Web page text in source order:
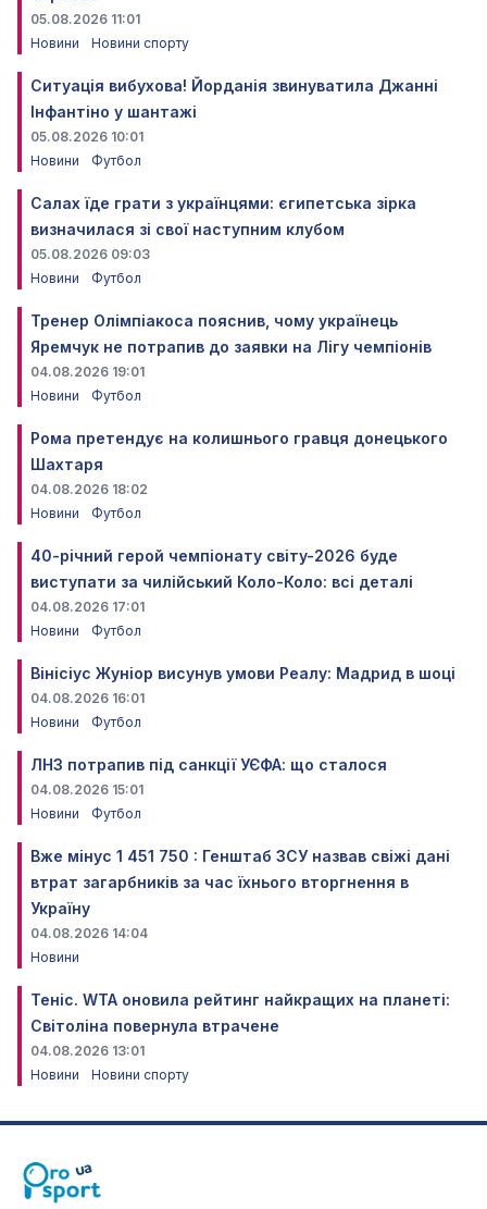
05.08.2026 11:01
Новини
Новини спорту
Ситуація вибухова! Йорданія звинуватила Джанні
Інфантіно у шантажі
05.08.2026 10:01
Новини
Футбол
Салах їде грати з українцями: єгипетська зірка
визначилася зі свої наступним клубом
05.08.2026 09:03
Новини
Футбол
Тренер Олімпіакоса пояснив, чому українець
Яремчук не потрапив до заявки на Лігу чемпіонів
04.08.2026 19:01
Новини
Футбол
Рома претендує на колишнього гравця донецького
Шахтаря
04.08.2026 18:02
Новини
Футбол
40-річний герой чемпіонату світу-2026 буде
виступати за чилійський Коло-Коло: всі деталі
04.08.2026 17:01
Новини
Футбол
Вінісіус Жуніор висунув умови Реалу: Мадрид в шоці
04.08.2026 16:01
Новини
Футбол
ЛНЗ потрапив під санкції УЄФА: що сталося
04.08.2026 15:01
Новини
Футбол
Вже мінус 1 451 750 : Генштаб ЗСУ назвав свіжі дані
втрат загарбників за час їхнього вторгнення в
Україну
04.08.2026 14:04
Новини
Теніс. WTA оновила рейтинг найкращих на планеті:
Світоліна повернула втрачене
04.08.2026 13:01
Новини
Новини спорту